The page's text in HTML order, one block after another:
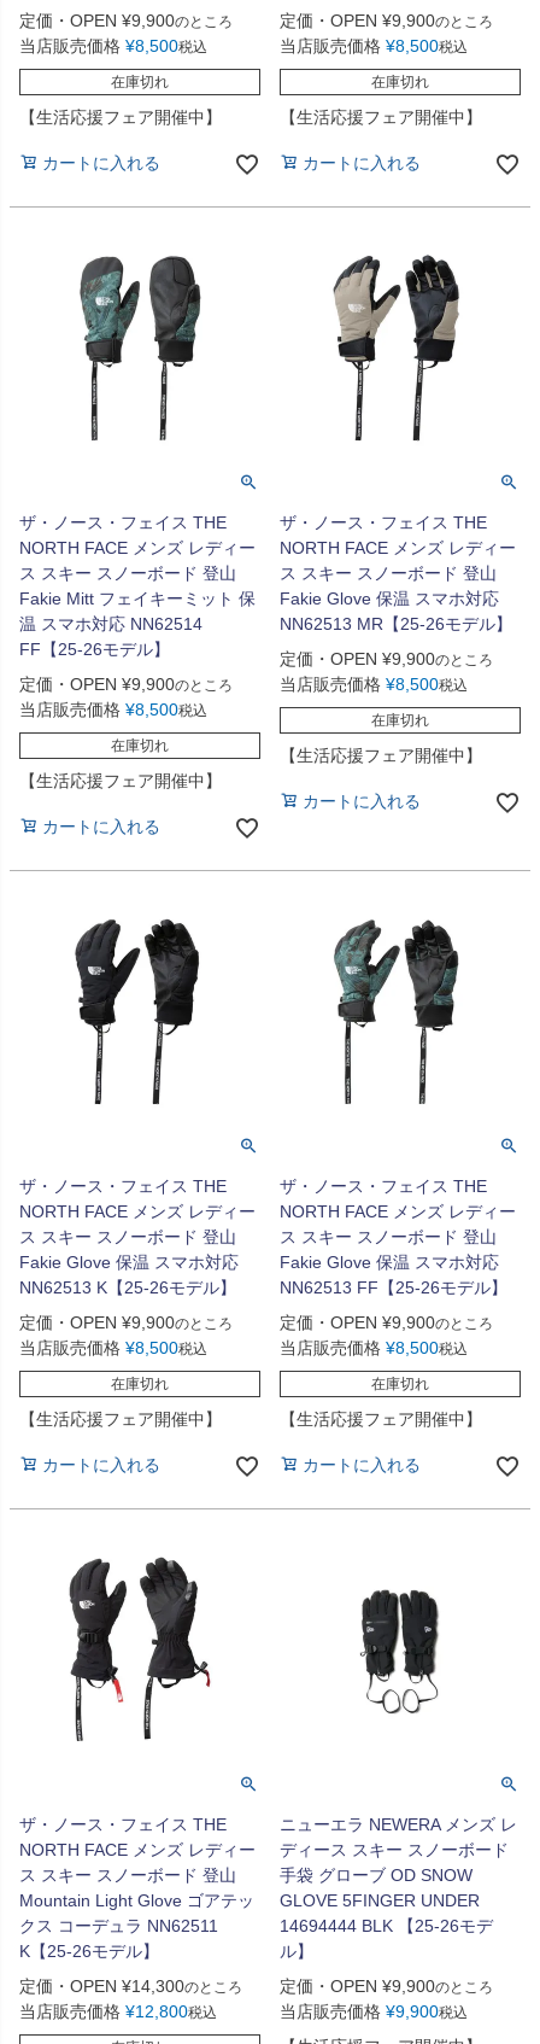
定価・OPEN ¥9,900のところ
当店販売価格 ¥8,500税込
在庫切れ
【生活応援フェア開催中】
カートに入れる
定価・OPEN ¥9,900のところ
当店販売価格 ¥8,500税込
在庫切れ
【生活応援フェア開催中】
カートに入れる
ザ・ノース・フェイス THE
NORTH FACE メンズ レディー
ス スキー スノーボード 登山
Fakie Mitt フェイキーミット 保
温 スマホ対応 NN62514
FF【25-26モデル】
定価・OPEN ¥9,900のところ
当店販売価格 ¥8,500税込
在庫切れ
【生活応援フェア開催中】
カートに入れる
ザ・ノース・フェイス THE
NORTH FACE メンズ レディー
ス スキー スノーボード 登山
Fakie Glove 保温 スマホ対応
NN62513 MR【25-26モデル】
定価・OPEN ¥9,900のところ
当店販売価格 ¥8,500税込
在庫切れ
【生活応援フェア開催中】
カートに入れる
ザ・ノース・フェイス THE
NORTH FACE メンズ レディー
ス スキー スノーボード 登山
Fakie Glove 保温 スマホ対応
NN62513 K【25-26モデル】
定価・OPEN ¥9,900のところ
当店販売価格 ¥8,500税込
在庫切れ
【生活応援フェア開催中】
カートに入れる
ザ・ノース・フェイス THE
NORTH FACE メンズ レディー
ス スキー スノーボード 登山
Fakie Glove 保温 スマホ対応
NN62513 FF【25-26モデル】
定価・OPEN ¥9,900のところ
当店販売価格 ¥8,500税込
在庫切れ
【生活応援フェア開催中】
カートに入れる
ザ・ノース・フェイス THE
NORTH FACE メンズ レディー
ス スキー スノーボード 登山
Mountain Light Glove ゴアテッ
クス コーデュラ NN62511
K【25-26モデル】
定価・OPEN ¥14,300のところ
当店販売価格 ¥12,800税込
ニューエラ NEWERA メンズ レ
ディース スキー スノーボード
手袋 グローブ OD SNOW
GLOVE 5FINGER UNDER
14694444 BLK 【25-26モデ
ル】
定価・OPEN ¥9,900のところ
当店販売価格 ¥9,900税込